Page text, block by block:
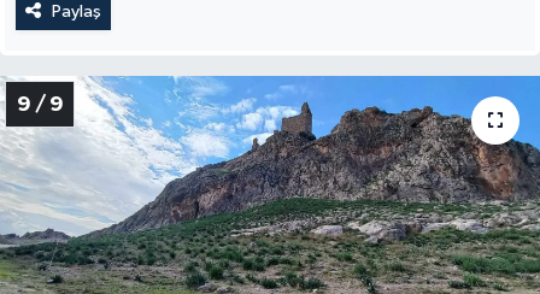
Paylaş
9 / 9